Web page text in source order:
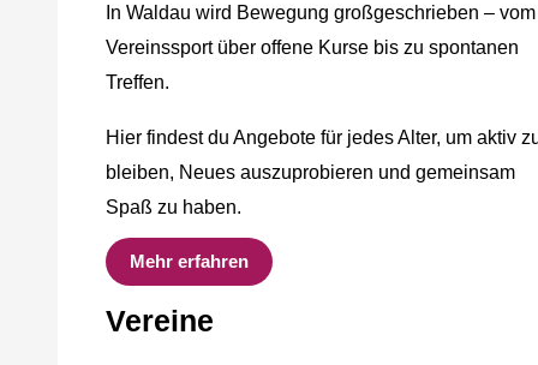
In Waldau wird Bewegung großgeschrieben – vom
Vereinssport über offene Kurse bis zu spontanen
Treffen.
Hier findest du Angebote für jedes Alter, um aktiv
bleiben, Neues auszuprobieren und gemeinsam
Spaß zu haben.
Mehr erfahren
Vereine